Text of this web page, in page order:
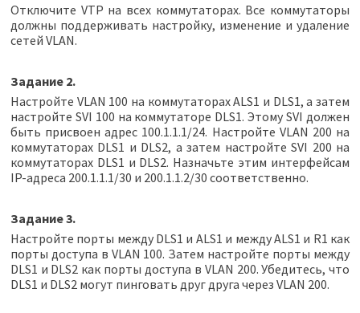
Отключите VTP на всех коммутаторах. Все коммутаторы
должны поддерживать настройку, изменение и удаление
сетей VLAN.
Задание 2.
Настройте VLAN 100 на коммутаторах ALS1 и DLS1, а затем
настройте SVI 100 на коммутаторе DLS1. Этому SVI должен
быть присвоен адрес 100.1.1.1/24. Настройте VLAN 200 на
коммутаторах DLS1 и DLS2, а затем настройте SVI 200 на
коммутаторах DLS1 и DLS2. Назначьте этим интерфейсам
IP-адреса 200.1.1.1/30 и 200.1.1.2/30 соответственно.
Задание 3.
Настройте порты между DLS1 и ALS1 и между ALS1 и R1 как
порты доступа в VLAN 100. Затем настройте порты между
DLS1 и DLS2 как порты доступа в VLAN 200. Убедитесь, что
DLS1 и DLS2 могут пинговать друг друга через VLAN 200.